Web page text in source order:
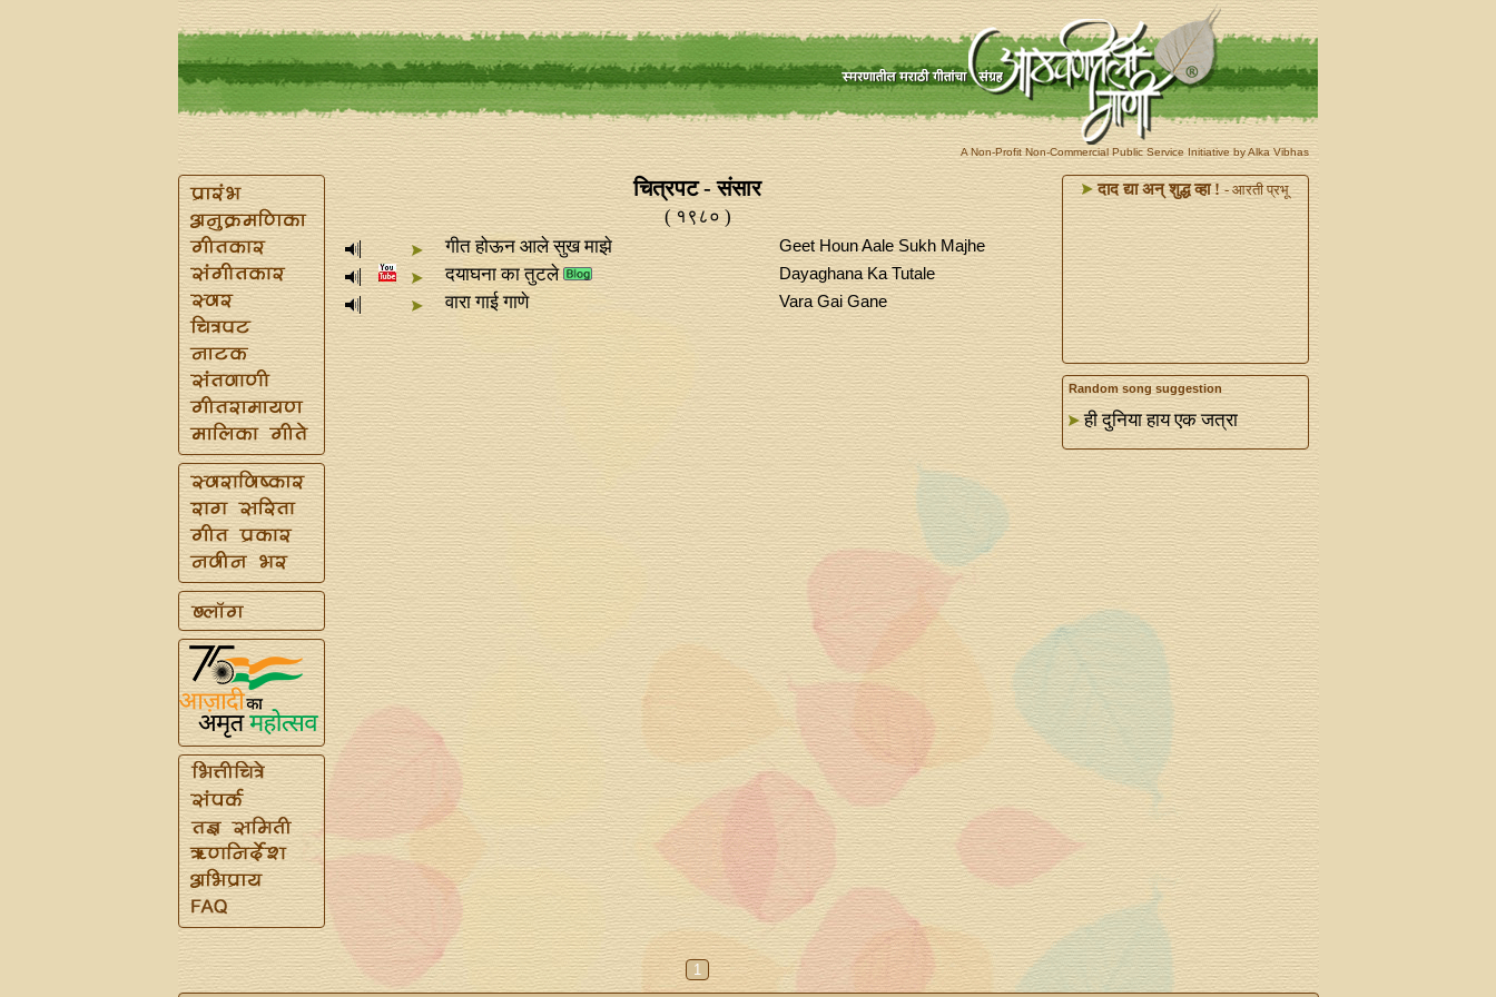
A Non-Profit Non-Commercial Public Service Initiative by Alka Vibhas
चित्रपट - संसार
( १९८० )
गीत होऊन आले सुख माझे
Geet Houn Aale Sukh Majhe
दयाघना का तुटले Dayaghana Ka Tutale
वारा गाई गाणे Vara Gai Gane
दाद द्या अन्‌ शुद्ध व्हा ! - आरती प्रभू
Random song suggestion
ही दुनिया हाय एक जत्रा